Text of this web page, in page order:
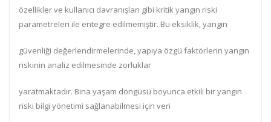
özellikler ve kullanıcı davranışları gibi kritik yangın riski
parametreleri ile entegre edilmemiştir. Bu eksiklik, yangın
güvenliği değerlendirmelerinde, yapıya özgü faktörlerin yangın
riskinin analiz edilmesinde zorluklar
yaratmaktadır. Bina yaşam döngüsü boyunca etkili bir yangın
riski bilgi yönetimi sağlanabilmesi için veri